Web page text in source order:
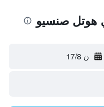
هوتل صنسيو
ن 17/8